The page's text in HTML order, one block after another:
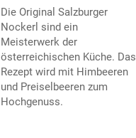
Die Original Salzburger
Nockerl sind ein
Meisterwerk der
österreichischen Küche. Das
Rezept wird mit Himbeeren
und Preiselbeeren zum
Hochgenuss.